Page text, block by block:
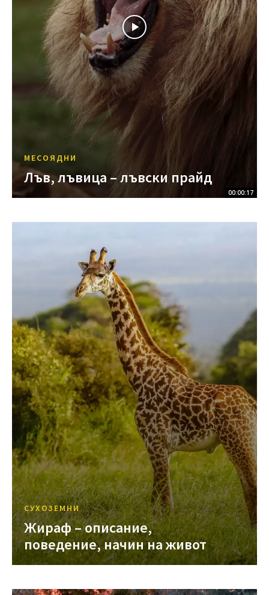
00:00:17
МЕСОЯДНИ
Лъв, лъвица – лъвски прайд
СУХОЗЕМНИ
Жираф – описание,
поведение, начин на живот